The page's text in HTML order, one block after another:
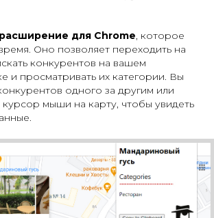
для Chrome, которое
Оно позволяет переходить на
конкурентов на вашем
и просматривать их категории. Вы
одного за другим или
курсор мыши на карту, чтобы увидеть